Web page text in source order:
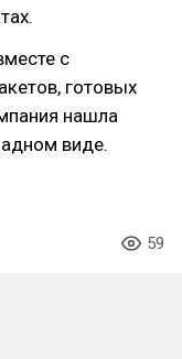
с
готовых
нашла
виде.
59